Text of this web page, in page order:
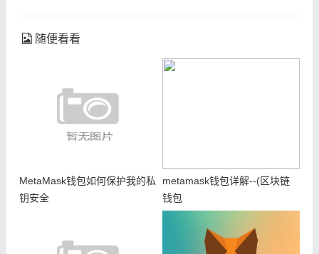
随便看看
MetaMask钱包如何保护我的私
钥安全
metamask钱包详解--(区块链
钱包